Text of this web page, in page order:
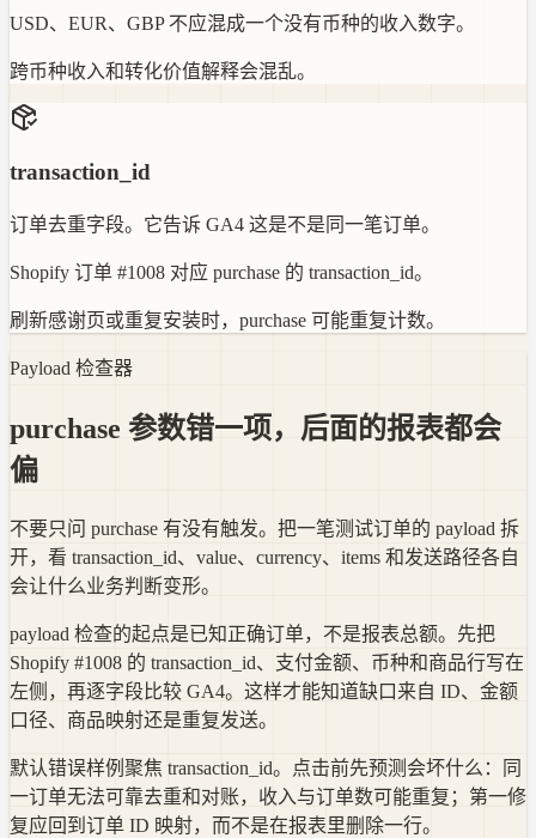
USD、EUR、GBP 不应混成一个没有币种的收入数字。
跨币种收入和转化价值解释会混乱。
transaction_id
订单去重字段。它告诉 GA4 这是不是同一笔订单。
Shopify 订单 #1008 对应 purchase 的 transaction_id。
刷新感谢页或重复安装时，purchase 可能重复计数。
Payload 检查器
purchase 参数错一项，后面的报表都会
偏
不要只问 purchase 有没有触发。把一笔测试订单的 payload 拆
开，看 transaction_id、value、currency、items 和发送路径各自
会让什么业务判断变形。
payload 检查的起点是已知正确订单，不是报表总额。先把
Shopify #1008 的 transaction_id、支付金额、币种和商品行写在
左侧，再逐字段比较 GA4。这样才能知道缺口来自 ID、金额
口径、商品映射还是重复发送。
默认错误样例聚焦 transaction_id。点击前先预测会坏什么：同
一订单无法可靠去重和对账，收入与订单数可能重复；第一修
复应回到订单 ID 映射，而不是在报表里删除一行。